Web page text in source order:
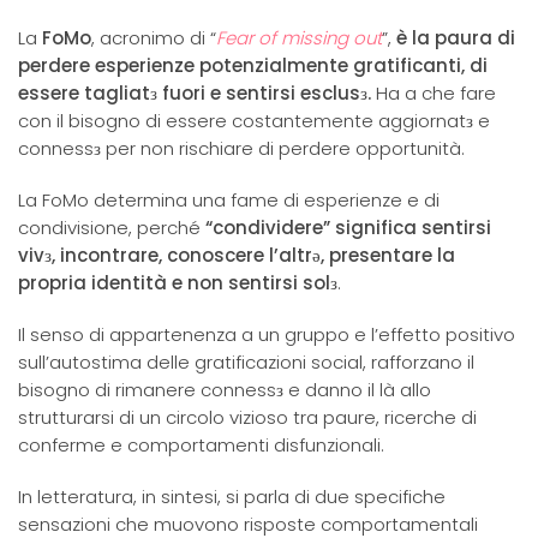
La FoMo, acronimo di “Fear of missing out”, è la paura di
perdere esperienze potenzialmente gratificanti, di
essere tagliatз fuori e sentirsi esclusз.Ha a che fare
con il bisogno di essere costantemente aggiornatз e
connessз per non rischiare di perdere opportunità.
La FoMo determina una fame di esperienze e di
condivisione, perché “condividere” significa sentirsi
vivз, incontrare, conoscere l’altrǝ, presentare la
propria identità e non sentirsi solз.
Il senso di appartenenza a un gruppo e l’effetto positivo
sull’autostima delle gratificazioni social, rafforzano il
bisogno di rimanere connessз e danno il là allo
strutturarsi di un circolo vizioso tra paure, ricerche di
conferme e comportamenti disfunzionali.
In letteratura, in sintesi, si parla di due specifiche
sensazioni che muovono risposte comportamentali